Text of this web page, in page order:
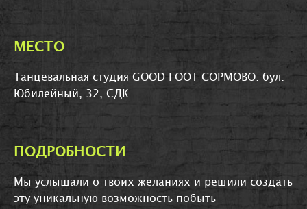
МЕСТО
Танцевальная студия GOOD FOOT СОРМОВО: бул.
Юбилейный, 32, СДК
ПОДРОБНОСТИ
Мы услышали о твоих желаниях и решили создать
эту уникальную возможность побыть